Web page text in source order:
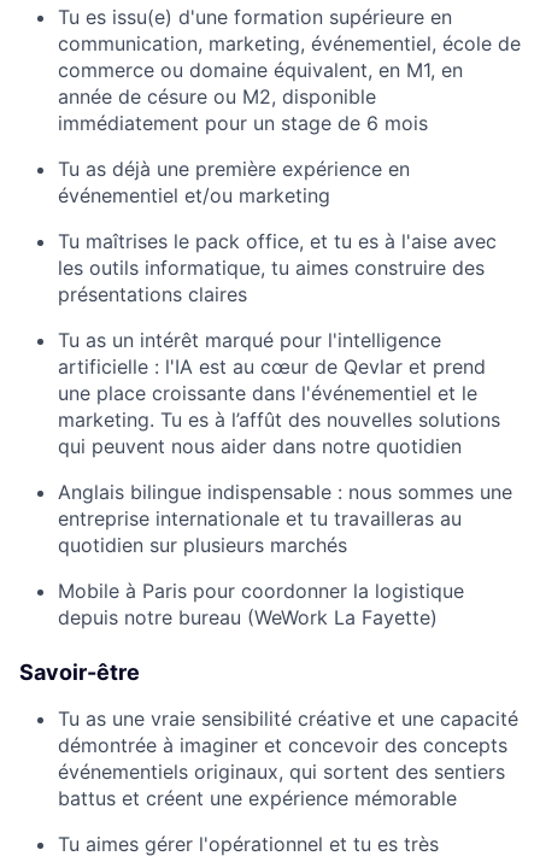
Tu es issu(e) d'une formation supérieure en
communication, marketing, événementiel, école de
commerce ou domaine équivalent, en M1, en
année de césure ou M2, disponible
immédiatement pour un stage de 6 mois
Tu as déjà une première expérience en
événementiel et/ou marketing
Tu maîtrises le pack office, et tu es à l'aise avec
les outils informatique, tu aimes construire des
présentations claires
Tu as un intérêt marqué pour l'intelligence
artificielle : l'IA est au cœur de Qevlar et prend
une place croissante dans l'événementiel et le
marketing. Tu es à l’affût des nouvelles solutions
qui peuvent nous aider dans notre quotidien
Anglais bilingue indispensable : nous sommes une
entreprise internationale et tu travailleras au
quotidien sur plusieurs marchés
Mobile à Paris pour coordonner la logistique
depuis notre bureau (WeWork La Fayette)
Savoir-être
Tu as une vraie sensibilité créative et une capacité
démontrée à imaginer et concevoir des concepts
événementiels originaux, qui sortent des sentiers
battus et créent une expérience mémorable
Tu aimes gérer l'opérationnel et tu es très